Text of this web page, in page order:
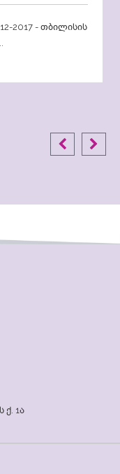
2017 - თბილისის
ქ. 1ა